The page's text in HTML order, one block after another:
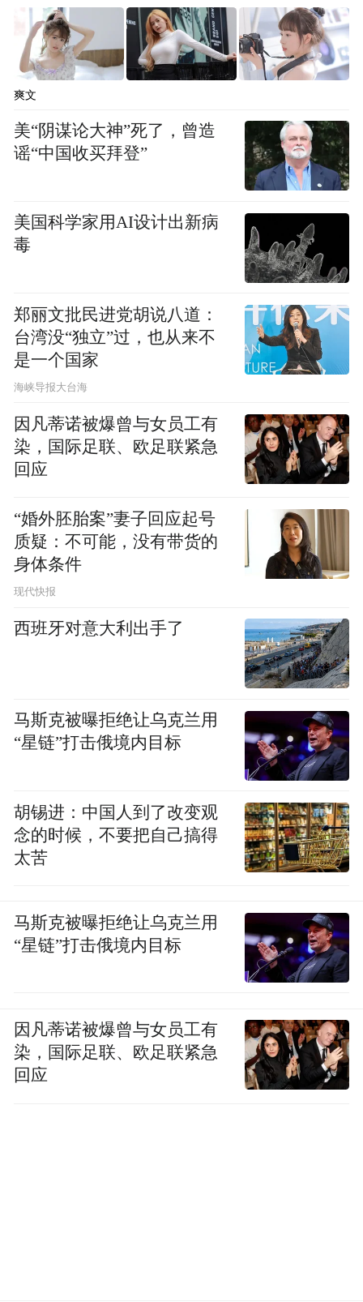
采茶活动中，梅才发师傅还适时向同学们介
绍了旧街茶叶的悠久历史、种类等相关知
识。同学们带着自己采摘的新茶，来到了制
茶车间。梅才发师傅详细地讲解了制茶的工
序流程：采青、萎凋、发酵、杀青、揉捻、
干燥及制茶。大家侧耳倾听，不少同学跃跃
欲试，想体验一把制茶的乐趣。
“今天的活动不仅让我们学习了茶叶的知识，
体验了采茶和制茶的快乐，加深对家乡茶文
满呀！”五（2）班学生王子博深有感触地
说。
（通讯员供图）
（注：图片及素材来源于网络，版权归原作
者所有。如有侵权请联系删除，电话：027-
“特别声明：以上作品内容(包括在内的视频、图片或音
频)为凤凰网旗下自媒体平台“大风号”用户上传并发
布，本平台仅提供信息存储空间服务。
Notice: The content above (including the videos,
pictures and audios if any) is uploaded and posted
by the user of Dafeng Hao, which is a social media
platform and merely provides information storage
爽文
美“阴谋论大神”死了，曾造
谣“中国收买拜登”
美国科学家用AI设计出新病
毒
郑丽文批民进党胡说八道：
台湾没“独立”过，也从来不
是一个国家
​海峡导报大台海
因凡蒂诺被爆曾与女员工有
染，国际足联、欧足联紧急
回应
“婚外胚胎案”妻子回应起号
质疑：不可能，没有带货的
身体条件
现代快报
西班牙对意大利出手了
马斯克被曝拒绝让乌克兰用
“星链”打击俄境内目标
胡锡进：中国人到了改变观
念的时候，不要把自己搞得
太苦
马斯克被曝拒绝让乌克兰用
“星链”打击俄境内目标
因凡蒂诺被爆曾与女员工有
染，国际足联、欧足联紧急
回应